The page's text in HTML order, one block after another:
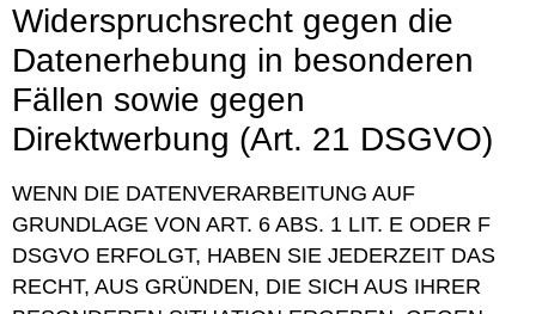
Widerspruchsrecht gegen die
Datenerhebung in besonderen
Fällen sowie gegen
Direktwerbung (Art. 21 DSGVO)
WENN DIE DATENVERARBEITUNG AUF
GRUNDLAGE VON ART. 6 ABS. 1 LIT. E ODER F
DSGVO ERFOLGT, HABEN SIE JEDERZEIT DAS
RECHT, AUS GRÜNDEN, DIE SICH AUS IHRER